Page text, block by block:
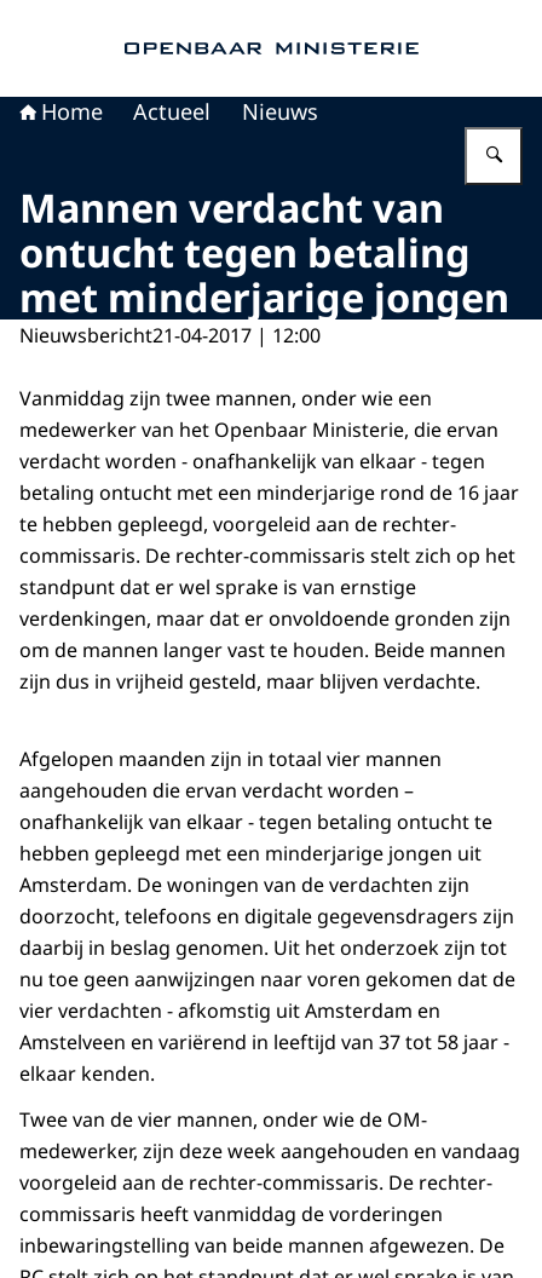
Home Actueel Nieuws
Mannen verdacht van
ontucht tegen betaling
met minderjarige jongen
Nieuwsbericht21-04-2017 | 12:00
Vanmiddag zijn twee mannen, onder wie een
medewerker van het Openbaar Ministerie, die ervan
verdacht worden - onafhankelijk van elkaar - tegen
betaling ontucht met een minderjarige rond de 16 jaar
te hebben gepleegd, voorgeleid aan de rechter-
commissaris. De rechter-commissaris stelt zich op het
standpunt dat er wel sprake is van ernstige
verdenkingen, maar dat er onvoldoende gronden zijn
om de mannen langer vast te houden. Beide mannen
zijn dus in vrijheid gesteld, maar blijven verdachte.
Afgelopen maanden zijn in totaal vier mannen
aangehouden die ervan verdacht worden –
onafhankelijk van elkaar - tegen betaling ontucht te
hebben gepleegd met een minderjarige jongen uit
Amsterdam. De woningen van de verdachten zijn
doorzocht, telefoons en digitale gegevensdragers zijn
daarbij in beslag genomen. Uit het onderzoek zijn tot
nu toe geen aanwijzingen naar voren gekomen dat de
vier verdachten - afkomstig uit Amsterdam en
Amstelveen en variërend in leeftijd van 37 tot 58 jaar -
elkaar kenden.
Twee van de vier mannen, onder wie de OM-
medewerker, zijn deze week aangehouden en vandaag
voorgeleid aan de rechter-commissaris. De rechter-
commissaris heeft vanmiddag de vorderingen
inbewaringstelling van beide mannen afgewezen. De